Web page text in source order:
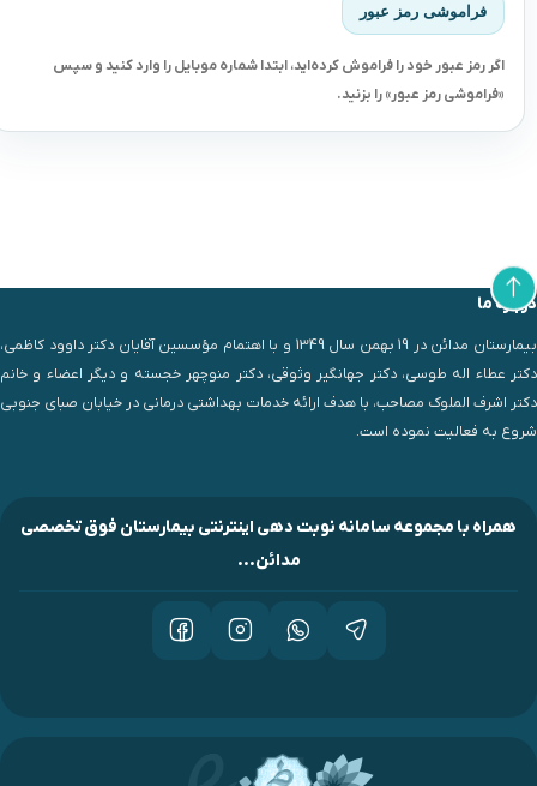
فراموشی رمز عبور
اگر رمز عبور خود را فراموش کرده‌اید، ابتدا شماره موبایل را وارد کنید و سپس
«فراموشی رمز عبور» را بزنید.
درباره ما
بیمارستان مدائن در 19 بهمن سال 1349 و با اهتمام مؤسسین آقایان دکتر داوود کاظمی،
دکتر عطاء اله طوسی، دکتر جهانگیر وثوقی، دکتر منوچهر خجسته و دیگر اعضاء و خانم
دکتر اشرف الملوک مصاحب، با هدف ارائه خدمات بهداشتی درمانی در خیابان صبای جنوبی
شروع به فعالیت نموده است.
همراه با مجموعه سامانه نوبت دهی اینترنتی بیمارستان فوق تخصصی
مدائن...